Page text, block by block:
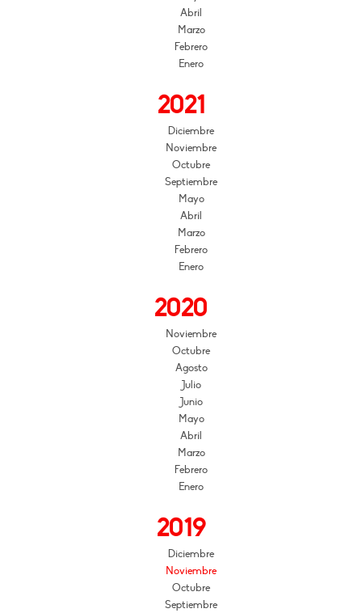
Abril
Marzo
Febrero
Enero
2021
Diciembre
Noviembre
Octubre
Septiembre
Mayo
Abril
Marzo
Febrero
Enero
2020
Noviembre
Octubre
Agosto
Julio
Junio
Mayo
Abril
Marzo
Febrero
Enero
2019
Diciembre
Noviembre
Octubre
Septiembre